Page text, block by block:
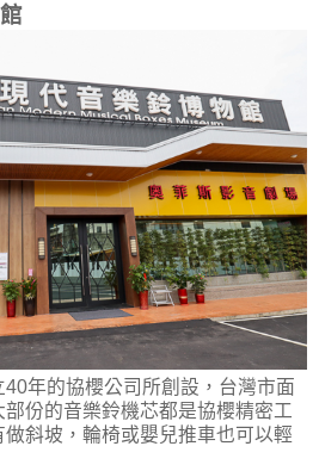
年的協櫻公司所創設，台灣市面
部份的音樂鈴機芯都是協櫻精密工
斜坡，輪椅或嬰兒推車也可以輕